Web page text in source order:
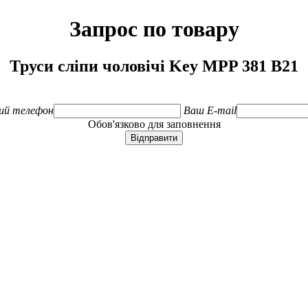
Запрос по товару
Труси сліпи чоловічі Key MPP 381 B21
телефон Ваш E-mail
Обов'язково для заповнення
Відправити